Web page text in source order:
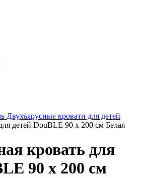
Двухъярусные кровати для детей
детей DouBLE 90 x 200 см Белая
кровать для
90 x 200 см